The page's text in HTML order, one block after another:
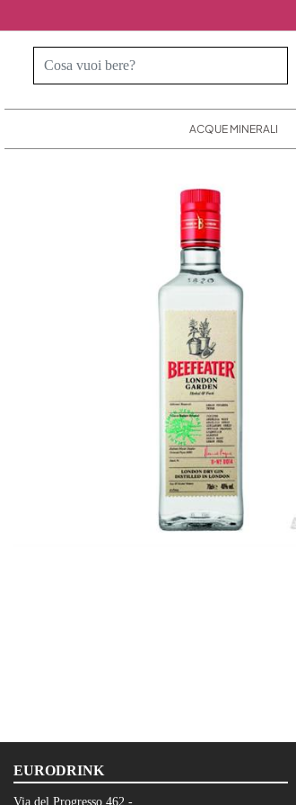
ACQUE MINERALI
EURODRINK
Via del Progresso 462 -